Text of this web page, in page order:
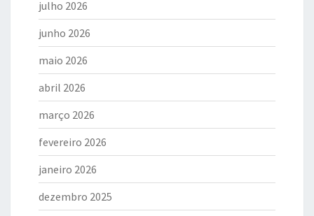
julho 2026
junho 2026
maio 2026
abril 2026
março 2026
fevereiro 2026
janeiro 2026
dezembro 2025